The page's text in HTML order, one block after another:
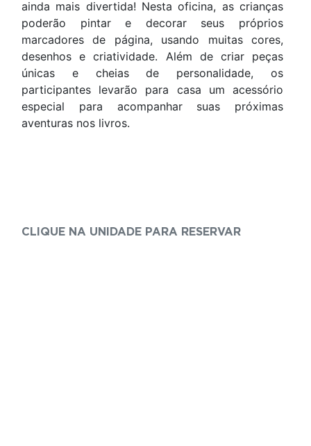
ainda mais divertida! Nesta oficina, as crianças
poderão pintar e decorar seus próprios
marcadores de página, usando muitas cores,
desenhos e criatividade. Além de criar peças
únicas e cheias de personalidade, os
participantes levarão para casa um acessório
especial para acompanhar suas próximas
aventuras nos livros.
CLIQUE NA UNIDADE PARA RESERVAR